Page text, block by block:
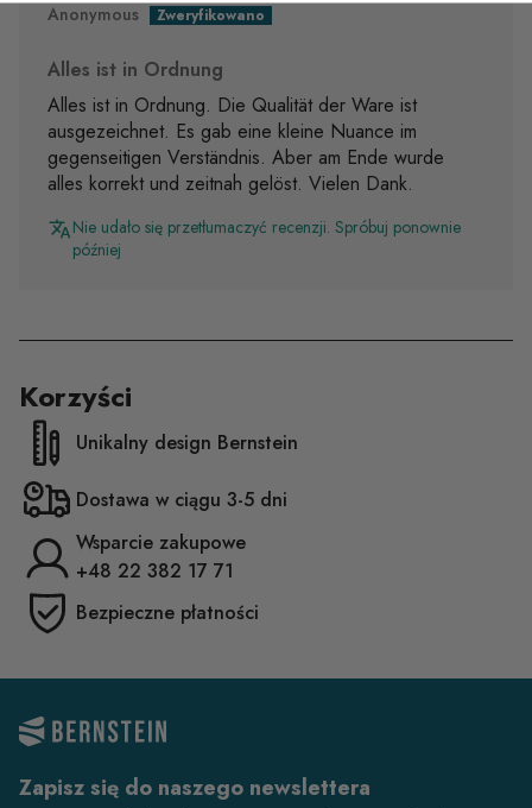
Anonymous
Alles ist in Ordnung
Alles ist in Ordnung. Die Qualität der Ware ist
ausgezeichnet. Es gab eine kleine Nuance im
gegenseitigen Verständnis. Aber am Ende wurde
alles korrekt und zeitnah gelöst. Vielen Dank.
Nie udało się przetłumaczyć recenzji. Spróbuj ponownie
później
Korzyści
Unikalny design Bernstein
Dostawa w ciągu 3-5 dni
Wsparcie zakupowe
+48 22 382 17 71
Bezpieczne płatności
Zapisz się do naszego newslettera